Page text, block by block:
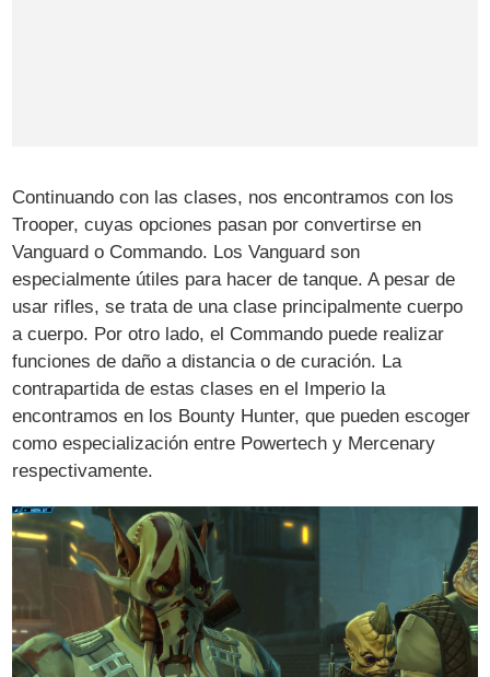
Continuando con las clases, nos encontramos con los
Trooper, cuyas opciones pasan por convertirse en
Vanguard o Commando. Los Vanguard son
especialmente útiles para hacer de tanque. A pesar de
usar rifles, se trata de una clase principalmente cuerpo
a cuerpo. Por otro lado, el Commando puede realizar
funciones de daño a distancia o de curación. La
contrapartida de estas clases en el Imperio la
encontramos en los Bounty Hunter, que pueden escoger
como especialización entre Powertech y Mercenary
respectivamente.